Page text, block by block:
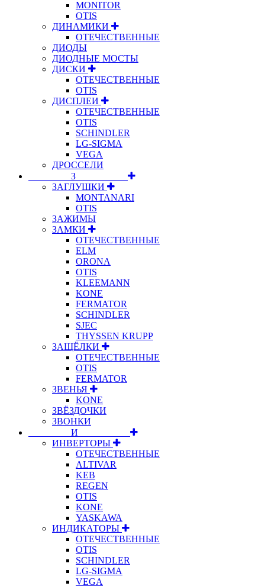
MONITOR
OTIS
ДИНАМИКИ
ОТЕЧЕСТВЕННЫЕ
ДИОДЫ
ДИОДНЫЕ МОСТЫ
ДИСКИ
ОТЕЧЕСТВЕННЫЕ
OTIS
ДИСПЛЕИ
ОТЕЧЕСТВЕННЫЕ
OTIS
SCHINDLER
LG-SIGMA
VEGA
ДРОССЕЛИ
⠀⠀⠀⠀⠀⠀З⠀⠀⠀⠀⠀⠀⠀
ЗАГЛУШКИ
MONTANARI
OTIS
ЗАЖИМЫ
ЗАМКИ
ОТЕЧЕСТВЕННЫЕ
ELM
ORONA
OTIS
KLEEMANN
KONE
FERMATOR
SCHINDLER
SJEC
THYSSEN KRUPP
ЗАЩЁЛКИ
ОТЕЧЕСТВЕННЫЕ
OTIS
FERMATOR
ЗВЕНЬЯ
KONE
ЗВЁЗДОЧКИ
ЗВОНКИ
⠀⠀⠀⠀⠀⠀И⠀⠀⠀⠀⠀⠀⠀
ИНВЕРТОРЫ
ОТЕЧЕСТВЕННЫЕ
ALTIVAR
KEB
REGEN
OTIS
KONE
YASKAWA
ИНДИКАТОРЫ
ОТЕЧЕСТВЕННЫЕ
OTIS
SCHINDLER
LG-SIGMA
VEGA